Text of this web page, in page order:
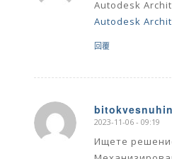
Autodesk
Autodesk
回覆
bitokvesnuhin
says:
2023-11-06 - 09:19
Ищете